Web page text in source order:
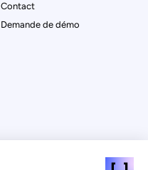
Contact
Demande de démo